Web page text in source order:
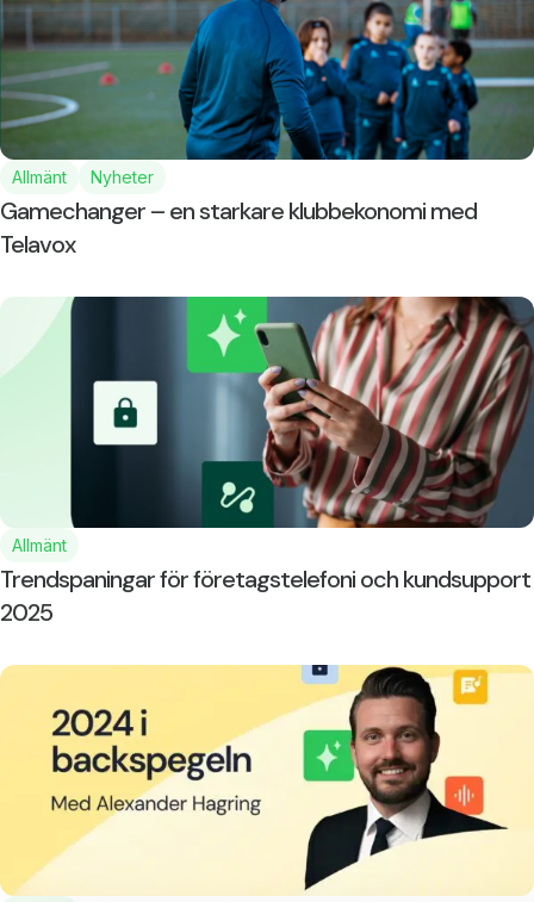
Allmänt Nyheter
Gamechanger – en starkare klubbekonomi med
Telavox
Allmänt
Trendspaningar för företagstelefoni och kundsupport
2025